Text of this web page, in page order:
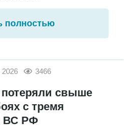
полностью
3466
свыше
с тремя
ВС РФ